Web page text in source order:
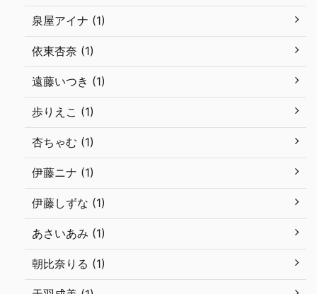
泉屋アイナ (1)
依東杏奈 (1)
遠藤いつき (1)
歩りえこ (1)
杏ちゃむ (1)
伊藤ニナ (1)
伊藤しずな (1)
あさいあみ (1)
朝比奈りる (1)